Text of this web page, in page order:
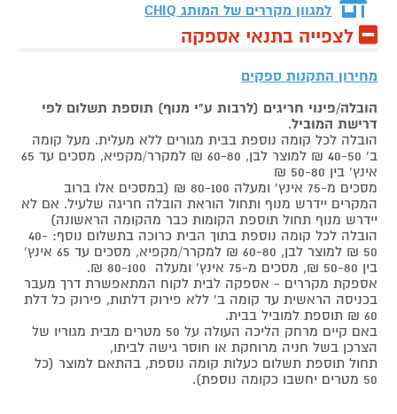
למגוון מקררים של המותג CHIQ
לצפייה בתנאי אספקה
מחירון התקנות ספקים
הובלה/פינוי חריגים (לרבות ע"י מנוף) תוספת תשלום לפי
דרישת המוביל.
הובלה לכל קומה נוספת בבית מגורים ללא מעלית. מעל קומה
ב' 40-50 ₪ למוצר לבן, 60-80 ₪ למקרר/מקפיא, מסכים עד 65
אינץ' בין 50-80 ₪
מסכים מ-75 אינץ' ומעלה 80-100 ₪ (במסכים אלו ברוב
המקרים יידרש מנוף ותחול הוראת הובלה חריגה שלעיל. אם לא
יידרש מנוף תחול תוספת הקומות כבר מהקומה הראשונה)
הובלה לכל קומה נוספת בתוך הבית כרוכה בתשלום נוסף: 40-
50 ₪ למוצר לבן, 60-80 ₪ למקרר/מקפיא, מסכים עד 65 אינץ'
בין 50-80 ₪, מסכים מ-75 אינץ' ומעלה 80-100 ₪.
אספקת מקררים - אספקה לבית לקוח המתאפשרת דרך מעבר
בכניסה הראשית עד קומה ב' ללא פירוק דלתות, פירוק כל דלת
60 ₪ תוספת למוביל בבית.
באם קיים מרחק הליכה העולה על 50 מטרים מבית מגוריו של
הצרכן בשל חניה מרוחקת או חוסר גישה לביתו,
תחול תוספת תשלום כעלות קומה נוספת, בהתאם למוצר (כל
50 מטרים יחשבו כקומה נוספת).